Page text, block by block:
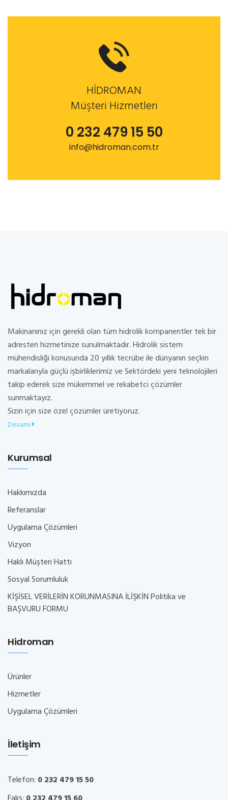
HİDROMAN
Müşteri Hizmetleri
0 232 479 15 50
info@hidroman.com.tr
Makinanınız için gerekli olan tüm hidrolik kompanentler tek bir
adresten hizmetinize sunulmaktadır. Hidrolik sistem
mühendisliği konusunda 20 yıllık tecrübe ile dünyanın seçkin
markalarıyla güçlü işbirliklerimiz ve Sektördeki yeni teknolojileri
takip ederek size mükemmel ve rekabetci çözümler
sunmaktayız.
Sizin için size özel çözümler üretiyoruz.
Devamı
Kurumsal
Hakkımızda
Referanslar
Uygulama Çözümleri
Vizyon
Haklı Müşteri Hattı
Sosyal Sorumluluk
KİŞİSEL VERİLERİN KORUNMASINA İLİŞKİN Politika ve
BAŞVURU FORMU
Hidroman
Ürünler
Hizmetler
Uygulama Çözümleri
İletişim
Telefon: 0 232 479 15 50